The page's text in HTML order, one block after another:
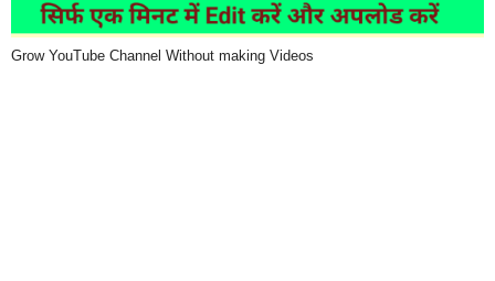
Grow YouTube Channel Without making Videos